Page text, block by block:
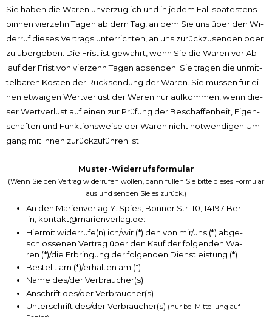
Sie ha­ben die Wa­ren un­ver­züg­lich und in je­dem Fall spä­te­stens
bin­nen vier­zehn Ta­gen ab dem Tag, an dem Sie uns über den Wi­
der­ruf die­ses Ver­trags un­ter­rich­ten, an uns zu­rück­zu­sen­den oder
zu über­ge­ben. Die Frist ist ge­wahrt, wenn Sie die Wa­ren vor Ab­
lauf der Frist von vier­zehn Ta­gen ab­sen­den. Sie tra­gen die un­mit­
tel­ba­ren Ko­sten der Rück­sen­dung der Wa­ren. Sie müs­sen für ei­
nen et­wa­i­gen Wert­ver­lust der Wa­ren nur auf­kom­men, wenn die­
ser Wert­ver­lust auf ei­nen zur Prü­fung der Be­schaf­fen­heit, Ei­gen­
schaf­ten und Funk­ti­ons­wei­se der Wa­ren nicht not­wen­di­gen Um­
gang mit ih­nen zu­rück­zu­füh­ren ist.
Muster-Widerrufsformular
(Wenn Sie den Ver­trag wi­der­ru­fen wol­len, dann fül­len Sie bit­te die­ses For­mu­lar
aus und sen­den Sie es zu­rück.)
An den Ma­ri­en­ver­lag Y. Spies, Bon­ner Str. 10, 14197 Ber­
lin, kontakt@marienverlag.de:
Hier­mit wi­der­ru­fe(n) ich/wir (*) den von mir/uns (*) ab­ge­
schlos­se­nen Ver­trag über den Kauf der fol­gen­den Wa­
ren (*)/die Er­brin­gung der fol­gen­den Dienst­lei­stung (*)
Be­stellt am (*)/er­hal­ten am (*)
Na­me des/der Ver­brau­cher(s)
An­schrift des/der Ver­brau­cher(s)
Un­ter­schrift des/der Ver­brau­cher(s) (nur bei Mit­tei­lung auf